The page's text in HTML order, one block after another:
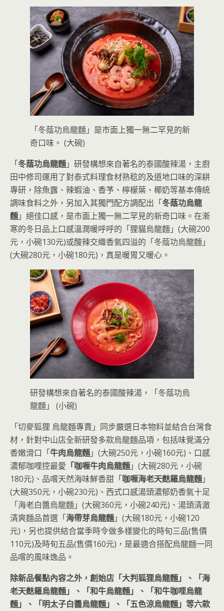
「冬蔭功烏龍麵」是市面上獨一無二罕見的新
奇口味。 (大碗)
「冬蔭功烏龍麵」研發構想來自著名的泰國酸辣湯，主廚
田中修司運用了對泰式料理食材熟稔的及道地口味的深耕
專研，除魚露、辣蝦油、香芧、檸檬葉、椰奶等基本傳統
調味食料之外，另加入其獨門配方調配出「冬蔭功烏龍
麵」絕佳口感，是市面上獨一無二罕見的新奇口味。在漸
寒的冬日品上口感溫潤暖呼呼的「狸貓烏龍麵」(大碗200
元，小碗130元)或酸辣交織香氣四溢的「冬蔭功烏龍麵」
(大碗280元，小碗180元)，真是暖胃又暖心。
研發構想來自著名的泰國酸辣湯，「冬蔭功烏
龍麵」 (小碗)
「切麥狐狸 烏龍麵專賣」同步嚴選日本物料並結合台灣食
材，針對中山店全新研發多款烏龍麵品項，包括味覺滿分
香嫩滑口「牛肉烏龍麵」(大碗250元，小碗160元)、口感
濃郁咖哩控最愛 「咖喱牛肉烏龍麵」(大碗280元，小碗
180元)、品嚐天然海味鮮香甜「咖喱海老天麩羅烏龍麵」
(大碗350元，小碗230元)、西式口感湯頭濃郁奶香氣十足
「海老白醬烏龍麵」(大碗360元，小碗240元)、湯頭清澈
清爽麵品首選「海帶芽烏龍麵」(大碗180元，小碗120
元)，另也提供結合當季時令做多樣變化的時旬三品(售價
110元)及時旬五品(售價160元)，是最適合搭配烏龍麵一同
品嚐的風味逸品。
除新品餐點內容之外，創始店「大判狐狸烏龍麵」、「海
老天麩羅烏龍麵」、「和牛烏龍麵」、「和牛咖哩烏龍
麵」、「明太子白醬烏龍麵」、「五色涼烏龍麵」等六款